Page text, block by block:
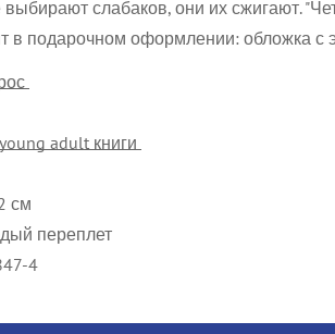
слабаков, они их сжигают.
в подарочном оформлении: обложка с
adult книги
см
переплет
4